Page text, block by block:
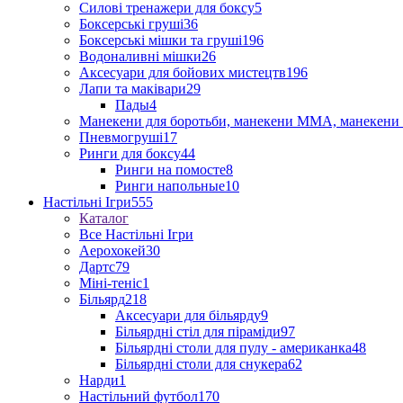
Силові тренажери для боксу5
Боксерські груші36
Боксерські мішки та груші196
Водоналивні мішки26
Аксесуари для бойових мистецтв196
Лапи та маківари29
Пады4
Манекени для боротьби, манекени ММА, манекени
Пневмогруші17
Ринги для боксу44
Ринги на помосте8
Ринги напольные10
Настільні Ігри555
Каталог
Все Настільні Ігри
Аерохокей30
Дартс79
Міні-теніс1
Більярд218
Аксесуари для більярду9
Більярдні стіл для піраміди97
Більярдні столи для пулу - американка48
Більярдні столи для снукера62
Нарди1
Настільний футбол170